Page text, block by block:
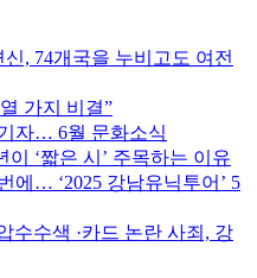
, 74개국을 누비고도 여전
가지 비결”
자… 6월 문화소식
‘짧은 시’ 주목하는 이유
에… ‘2025 강남유닉투어’ 5
수색 ·카드 논란 사죄, 강